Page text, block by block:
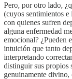
Pero, por otro lado,
(cuyos sentimientos
con quienes sufren
alguna enfermedad
emocional? ¿Pueden
intuición que tanto
interpretando
distinguir sus propios
genuinamente divino,